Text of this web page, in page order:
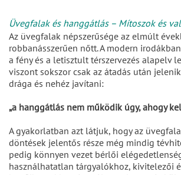
Üvegfalak és hanggátlás – Mítoszok és
Az üvegfalak népszerűsége az elmúlt
robbanásszerűen nőtt. A modern
a fény és a letisztult térszervezés alapelv
viszont sokszor csak az átadás után
drága és nehéz javítani:
„a hanggátlás nem működik úgy, ahogy
A gyakorlatban azt látjuk, hogy az
döntések jelentős része még mindig
pedig könnyen vezet bérlői
használhatatlan tárgyalókhoz, kivitelezői